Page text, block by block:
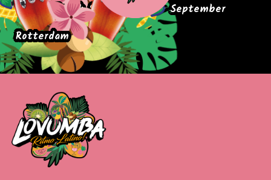
Tickets
At The Beach Scheveningen – September
Rotterdam